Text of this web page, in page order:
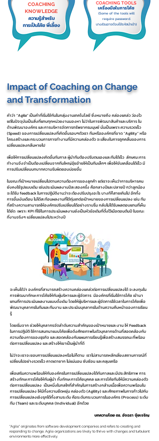
COACHING
KNOWLEDGE
ความรู้สำหรับ
การเป็นโค้ช พี่เลี้ยง
COACHING TOOLS
เครื่องมือในการโค้ช
(Some of the tools will
require password.
บางส่วนอาจต้องใช้รหัสนำเข้า)
จะเห็นได้ว่า องค์กรที่สามารถสร้างความคล่องแคล่วต่อการเปลี่ยนแปลงได้ จะลงทุนใน
การพัฒนาทักษะการโค้ชให้กับผู้บริหารและผู้จัดการ มีองค์กรที่เริ่มใช้การโค้ช เข้ามา
แทนที่การประเมินผลงานแบบดั้งเดิม โดยให้ผู้บริหารและผู้จัดการใช้เวลาในการโค้ชเพื่อ
พัฒนาบุคลากรในทีมและทีมงาน และประเมินบุคลากรในด้านความคืบหน้าของการเรียน
รู้
โดยเริ่มจาก ช่วยให้บุคลากรจัดลำดับความสำคัญของเป้าหมายและงาน ให้ Feedback
ในการปฏิบัติ ใช้การสนทนาแบบโค้ชเพื่อดึงศักยภาพในตัวบุคลากรด้านที่สอดคล้องกับ
ความต้องการของธุรกิจ และสอดคล้องกับแผนการเรียนรู้เพื่อสร้างสมรรถนะที่พร้อม
ต่อการเปลี่ยนแปลง และสร้างให้เขาเป็นผู้นำที่ดี
ไม่ว่าจะเราจะชอบการเปลี่ยนแปลงหรือไม่ก็ตาม เราไม่สามารถหลีกเลี่ยงสถานการณ์ที่
เปลี่ยนไปอย่างรวดเร็ว คาดเดายาก ไม่แน่นอน ซับซ้อน และคลุมเครือ
เพื่อเสริมความพร้อมให้กับองค์กรในการเปลี่ยนแปลงได้ทันกาลและมีประสิทธิภาพ การ
สร้างทักษะการโค้ชให้กับผู้นำ ทั้งทักษะการโค้ชบุคคล และการโค้ชทีมให้มีความคล่องตัว
ต่อการเปลี่ยนแปลง เป็นหนึ่งในกลไกที่สำคัญในการสร้างกล้ามเนื้อเพื่อความพร้อมใน
การเปลี่ยนแปลง ให้มีทั้งความยืดหยุ่น คล่องตัว (Agility) และศักยภาพในการก้าวไปกับ
การเปลี่ยนแปลงเชิงรุกได้ทั้งสามระดับ คือระดับกระบวนการในองค์กร (Process) ระดับ
ทีม (Team) และระดับบุคคล (Individual) อีกด้วย
บทความโดย ดร. อัจฉรา จุ้ยเจริญ
Impact of Coaching on Change
and Transformation
คำว่า “Agile” เป็นคำที่เริ่มใช้กันในกลุ่มงานเทคโนโลยี ซึ่งหมายถึง คล่องแคล่ว ว่องไว
แต่ในปัจจุบันเป็นสิ่งที่แทบทุกหน่วยงานมองหา ไม่ว่าในการพัฒนาสินค้าและบริการ ใน
ด้านพัฒนาองค์กร และการบริหารจัดการทรัพยากรมนุษย์ นั่นเป็นเพราะความรวดเร็ว
(Speed) ของการเปลี่ยนแปลงที่เกิดขึ้นรอบๆตัวเรา ทีมหรือองค์กรที่ขาด “Agility” หรือ
โครงสร้างและกระบวนการการทำงานที่มีความคล่องตัว จะเสี่ยงในการถูกคลื่นของการ
เปลี่ยนแปลงกลืนหายไป
เพื่อให้การเปลี่ยนแปลงเกิดขึ้นทันกาล ผู้นำทีมต้องปรับตนเองและทีมได้เร็ว ลักษณะการ
ทำงานจึงจำเป็นต้องเปลี่ยนจากทีมใหญ่อุ้ยอ้ายให้เป็นทีมเล็กๆ เพื่อให้ขับเคลื่อนได้เร็ว มี
การปรับเปลี่ยนบทบาทความรับผิดชอบบ่อยขึ้น
ในขณะที่เป้าหมายเปลี่ยนไปตามความต้องการของลูกค้า แต่เราจะเห็นว่าการบริหารคน
ยังคงใช้รูปแบบเดิม เช่นประเมินผลงานปีละสองครั้ง คือกลางปีและปลายปี กว่าลูกน้อง
จะได้รับ feedback ในการปฏิบัติงานว่าจะต้องปรับปรุงอะไร บางทีก็สายเกินไป อีกทั้ง
การขึ้นเงินเดือน ไม่ได้สะท้อนผลงานที่ได้ทุ่มเทต่อเป้าหมายของการเปลี่ยนแปลง เช่น ทีม
ที่สร้างความสามารถให้องค์กรปรับเปลี่ยนได้อย่างราบรื่น กลับไม่ได้รับผลตอบแทนที่เห็น
ได้ชัด เพราะ KPI ที่ใช้ในการประเมินผลงานยังเป็นหัวข้อเดิมที่ตั้งไว้เมือตอนต้นปี ในขณะ
ที่งานจริงๆ เปลี่ยนแปลงไประหว่างปี
"Agile" originates from software development companies and refers to creating and
responding to change. Agile organizations are likely to thrive with changes and turbulent
environments more effectively.